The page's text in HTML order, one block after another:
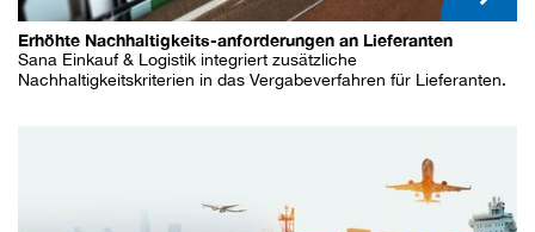
Erhöhte Nachhaltigkeits-anforderungen an Lieferanten
Sana Einkauf & Logistik integriert zusätzliche
Nachhaltigkeitskriterien in das Vergabeverfahren für Lieferanten.